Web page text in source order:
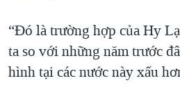
“Đó là trường hợp của Hy
ta so với những năm trước
hình tại các nước này xấu